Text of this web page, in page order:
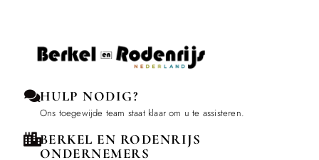
HULP NODIG?
Ons toegewijde team staat klaar om u te assisteren.
BERKEL EN RODENRIJS
ONDERNEMERS